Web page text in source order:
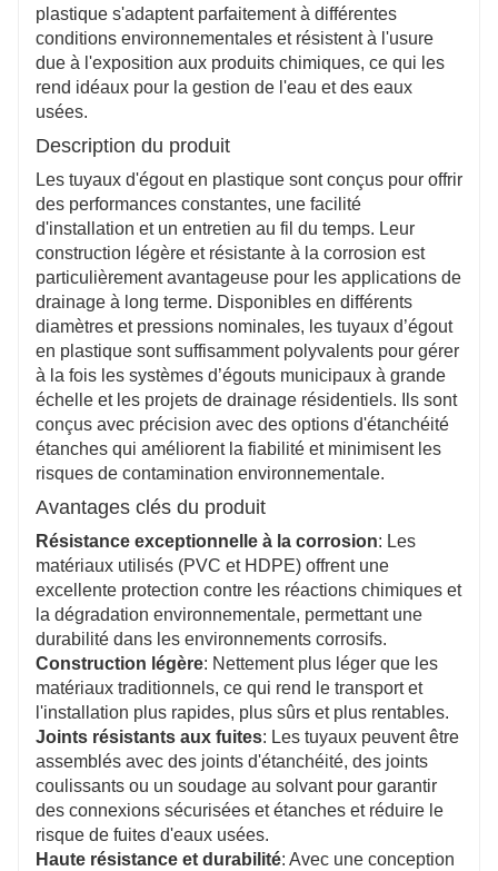
plastique s'adaptent parfaitement à différentes
conditions environnementales et résistent à l'usure
due à l'exposition aux produits chimiques, ce qui les
rend idéaux pour la gestion de l'eau et des eaux
usées.
Description du produit
Les tuyaux d'égout en plastique sont conçus pour offrir
des performances constantes, une facilité
d'installation et un entretien au fil du temps. Leur
construction légère et résistante à la corrosion est
particulièrement avantageuse pour les applications de
drainage à long terme. Disponibles en différents
diamètres et pressions nominales, les tuyaux d’égout
en plastique sont suffisamment polyvalents pour gérer
à la fois les systèmes d’égouts municipaux à grande
échelle et les projets de drainage résidentiels. Ils sont
conçus avec précision avec des options d'étanchéité
étanches qui améliorent la fiabilité et minimisent les
risques de contamination environnementale.
Avantages clés du produit
Résistance exceptionnelle à la corrosion: Les
matériaux utilisés (PVC et HDPE) offrent une
excellente protection contre les réactions chimiques et
la dégradation environnementale, permettant une
durabilité dans les environnements corrosifs.
Construction légère: Nettement plus léger que les
matériaux traditionnels, ce qui rend le transport et
l'installation plus rapides, plus sûrs et plus rentables.
Joints résistants aux fuites: Les tuyaux peuvent être
assemblés avec des joints d'étanchéité, des joints
coulissants ou un soudage au solvant pour garantir
des connexions sécurisées et étanches et réduire le
risque de fuites d'eaux usées.
Haute résistance et durabilité: Avec une conception